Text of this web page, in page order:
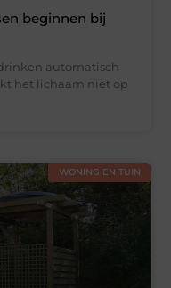
beginnen bij
automatisch
het lichaam niet op
WONING EN TUIN